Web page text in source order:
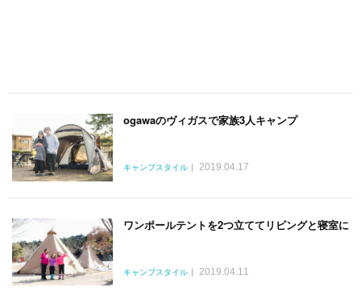
ogawaのヴィガスで家族3人キャンプ
キャンプスタイル 2019.04.17
ワンポールテントを2つ立ててリビングと寝室に
キャンプスタイル 2019.04.11